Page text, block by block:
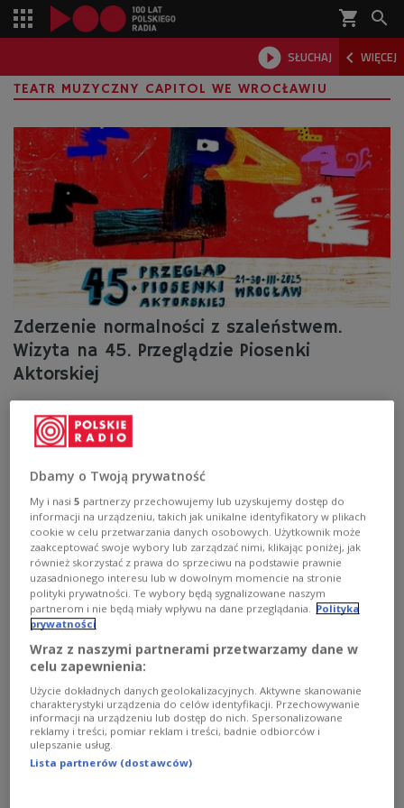
shopping_cart 
 SŁUCHAJ  WIĘCEJ

TEATR MUZYCZNY CAPITOL WE WROCŁAWIU
Zderzenie normalności z szaleństwem.
Wizyta na 45. Przeglądzie Piosenki
Aktorskiej
Międzynarodowy Dzień Teatru za nami, ale nie żegnamy
się jeszcze ze sceną. Tym razem w audycji "Terra
Kultura" Agnieszka Obszańska zaprosiła na dwie
Wrocławiu, gdzie trwa 45. Przegląd Piosenki Aktorskiej.
Zobacz więcej na temat:Trójka
Zobacz także
Agnieszka Obszańska Przegląd Piosenki Aktorskiej Wrocław
KULTURA
Ewa Wiśniewska: aktorstwo to zbyt
Dbamy o Twoją prywatność
My i nasi5 partnerzy przechowujemy lub uzyskujemy dostęp do
informacji na urządzeniu, takich jak unikalne identyfikatory w plikach
cookie w celu przetwarzania danych osobowych. Użytkownik może
zaakceptować swoje wybory lub zarządzać nimi, klikając poniżej, jak
również skorzystać z prawa do sprzeciwu na podstawie prawnie
uzasadnionego interesu lub w dowolnym momencie na stronie
polityki prywatności. Te wybory będą sygnalizowane naszym
partnerom i nie będą miały wpływu na dane przeglądania.
Polityka
prywatności
Wraz z naszymi partnerami przetwarzamy dane w
celu zapewnienia:
Użycie dokładnych danych geolokalizacyjnych. Aktywne skanowanie
charakterystyki urządzenia do celów identyfikacji. Przechowywanie
informacji na urządzeniu lub dostęp do nich. Spersonalizowane
reklamy i treści, pomiar reklam i treści, badnie odbiorców i
ulepszanie usług.
Lista partnerów (dostawców)